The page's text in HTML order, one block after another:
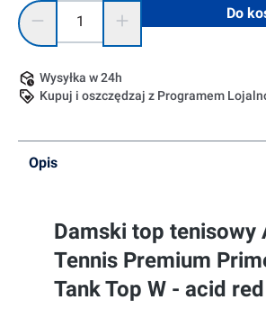
Ilość produktu: Wprowadź żądanąDo
Wysyłka w 24h
Kupuj i oszczędzaj z Programem
Opis
Damski top tenisowy
Tennis Premium
Tank Top W - acid red